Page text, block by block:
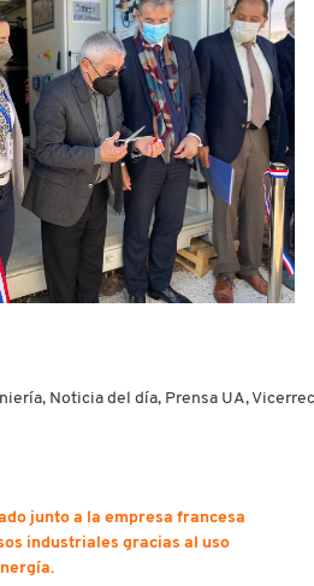
Noticia del día, Prensa UA,
junto a la empresa francesa
industriales gracias al uso